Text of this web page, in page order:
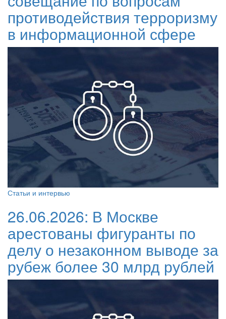
противодействия терроризму
в информационной сфере
Статьи и интервью
26.06.2026: В Москве
арестованы фигуранты по
делу о незаконном выводе за
рубеж более 30 млрд рублей